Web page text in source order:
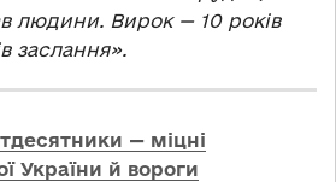
людини. Вирок — 10 років
заслання».
— міцні
України й вороги